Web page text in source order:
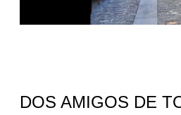
DOS AMIGOS DE